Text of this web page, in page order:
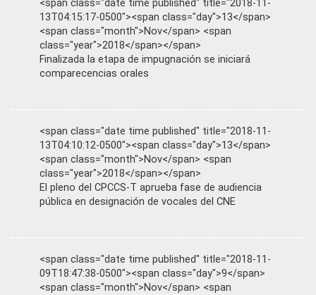
<span class="date time published" title="2018-11-
13T04:15:17-0500"><span class="day">13</span>
<span class="month">Nov</span> <span
class="year">2018</span></span>
Finalizada la etapa de impugnación se iniciará
comparecencias orales
<span class="date time published" title="2018-11-
13T04:10:12-0500"><span class="day">13</span>
<span class="month">Nov</span> <span
class="year">2018</span></span>
El pleno del CPCCS-T aprueba fase de audiencia
pública en designación de vocales del CNE
<span class="date time published" title="2018-11-
09T18:47:38-0500"><span class="day">9</span>
<span class="month">Nov</span> <span